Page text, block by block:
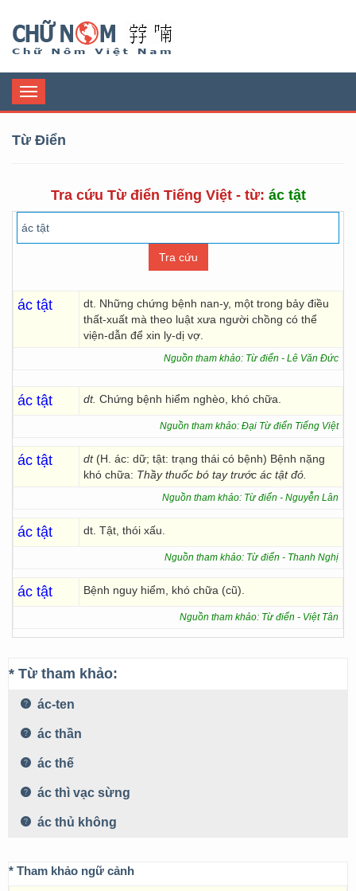
Toggle
navigation
Từ Điển
Tra cứu Từ điển Tiếng Việt - từ: ác tật
ác tật
dt. Những chứng bệnh nan-y, một trong bảy điều
thất-xuất mà theo luật xưa người chồng có thể
viện-dẫn để xin ly-dị vợ.
Nguồn tham khảo: Từ điển - Lê Văn Đức
ác tật dt. Chứng bệnh hiểm nghèo, khó chữa.
Nguồn tham khảo: Đại Từ điển Tiếng Việt
ác tật dt (H. ác: dữ; tật: trạng thái có bệnh) Bệnh nặng
khó chữa: Thầy thuốc bó tay trước ác tật đó.
Nguồn tham khảo: Từ điển - Nguyễn Lân
ác tật dt. Tật, thói xấu.
Nguồn tham khảo: Từ điển - Thanh Nghị
ác tật Bệnh nguy hiểm, khó chữa (cũ).
Nguồn tham khảo: Từ điển - Việt Tân
* Từ tham khảo:
ác-ten
ác thần
ác thế
ác thì vạc sừng
ác thủ không
* Tham khảo ngữ cảnh